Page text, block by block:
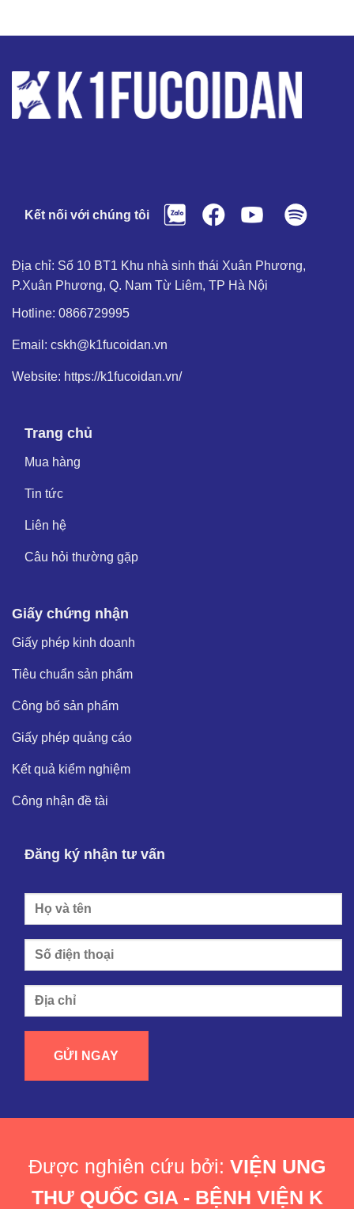
Kết nối với chúng tôi
Địa chỉ: Số 10 BT1 Khu nhà sinh thái Xuân Phương,
P.Xuân Phương, Q. Nam Từ Liêm, TP Hà Nội
Hotline: 0866729995
Email: cskh@k1fucoidan.vn
Website: https://k1fucoidan.vn/
Trang chủ
Mua hàng
Tin tức
Liên hệ
Câu hỏi thường gặp
Giấy chứng nhận
Giấy phép kinh doanh
Tiêu chuẩn sản phẩm
Công bố sản phẩm
Giấy phép quảng cáo
Kết quả kiểm nghiệm
Công nhận đề tài
Đăng ký nhận tư vấn
Được nghiên cứu bởi: VIỆN UNG
THƯ QUỐC GIA - BỆNH VIỆN K